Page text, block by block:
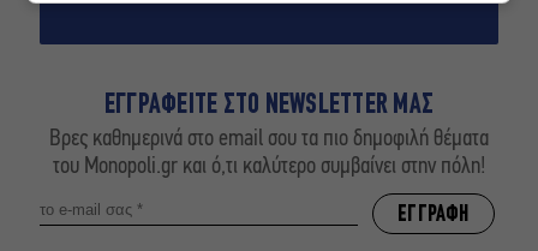
ΕΓΓΡΑΦΕΙΤΕ ΣΤΟ NEWSLETTER ΜΑΣ
Βρες καθημερινά στο email σου τα πιο δημοφιλή θέματα
του Monopoli.gr και ό,τι καλύτερο συμβαίνει στην πόλη!